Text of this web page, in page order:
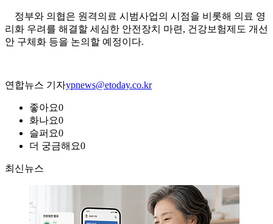
정부와 의협은 원격의료 시범사업의 시점을 비롯해 의료 영
리화 우려를 해결할 세심한 안전장치 마련, 건강보험제도 개선
안 구체화 등을 논의할 예정이다.
연합뉴스 기자ypnews@etoday.co.kr
좋아요0
화나요0
슬퍼요0
더 궁금해요0
최신뉴스